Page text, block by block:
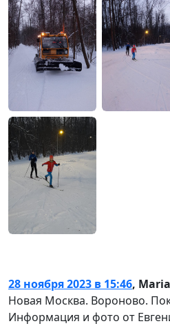
28 ноября 2023 в 15:46,
Новая Москва. Вороново.
Информация и фото от